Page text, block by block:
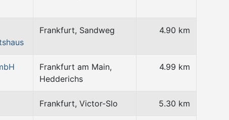
Frankfurt, Sandweg 4.90 km
Frankfurt am Main,
Hedderichs
4.99 km
Frankfurt, Victor-Slo 5.30 km